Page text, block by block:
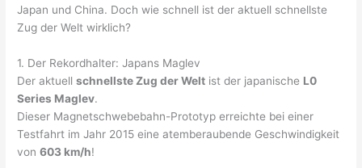
Japan und China. Doch wie schnell ist der aktuell schnellste
Zug der Welt wirklich?
1. Der Rekordhalter: Japans Maglev
Der aktuellschnellste Zug der Welt ist der japanische L0
Series Maglev.
Dieser Magnetschwebebahn-Prototyp erreichte bei einer
Testfahrt im Jahr 2015 eine atemberaubende Geschwindigkeit
von603 km/h!